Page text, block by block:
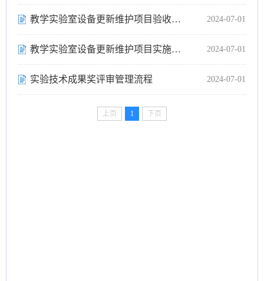
教学实验室设备更新维护项目验收管理流程 2024-07-01
教学实验室设备更新维护项目实施管理工作流程 2024-07-01
实验技术成果奖评审管理流程 2024-07-01
上页 1 下页